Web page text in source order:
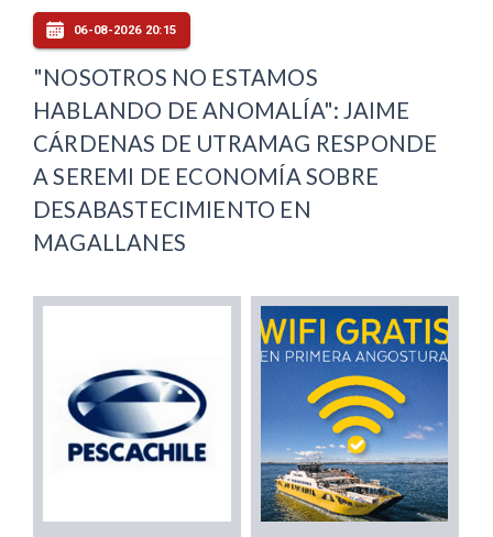
06-08-2026 20:15
"NOSOTROS NO ESTAMOS
HABLANDO DE ANOMALÍA": JAIME
CÁRDENAS DE UTRAMAG RESPONDE
A SEREMI DE ECONOMÍA SOBRE
DESABASTECIMIENTO EN
MAGALLANES